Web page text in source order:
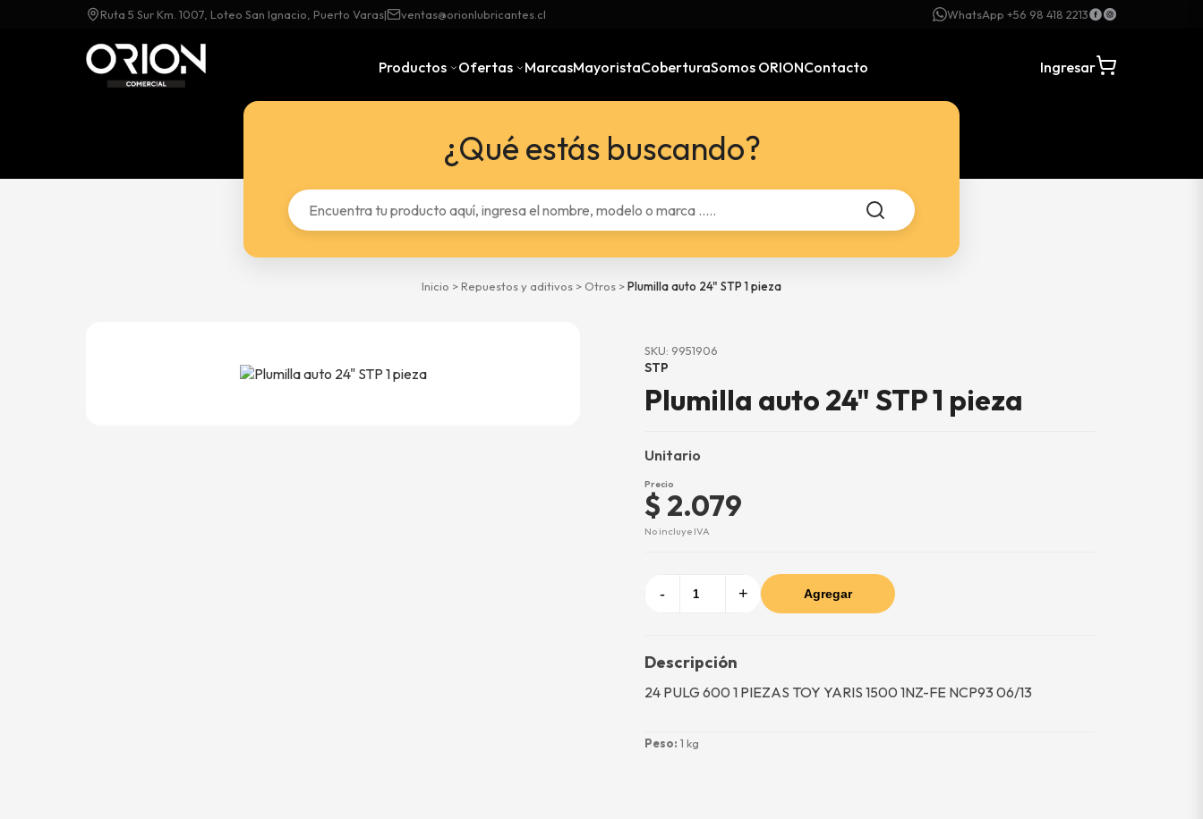
Ruta 5 Sur Km. 1007, Loteo San Ignacio, Puerto Varas| ventas@orionlubricantes.cl WhatsApp +56 98 418 2213
Productos Ofertas MarcasMayoristaCoberturaSomos ORIONContacto Ingresar
¿Qué estás buscando?
Inicio > Repuestos y aditivos > Otros >Plumilla auto 24" STP 1 pieza
SKU: 9951906
STP
Plumilla auto 24" STP 1 pieza
Unitario
Precio
$ 2.079
No incluye IVA
- + Agregar
Descripción
24 PULG 600 1 PIEZAS TOY YARIS 1500 1NZ-FE NCP93 06/13
Peso: 1 kg